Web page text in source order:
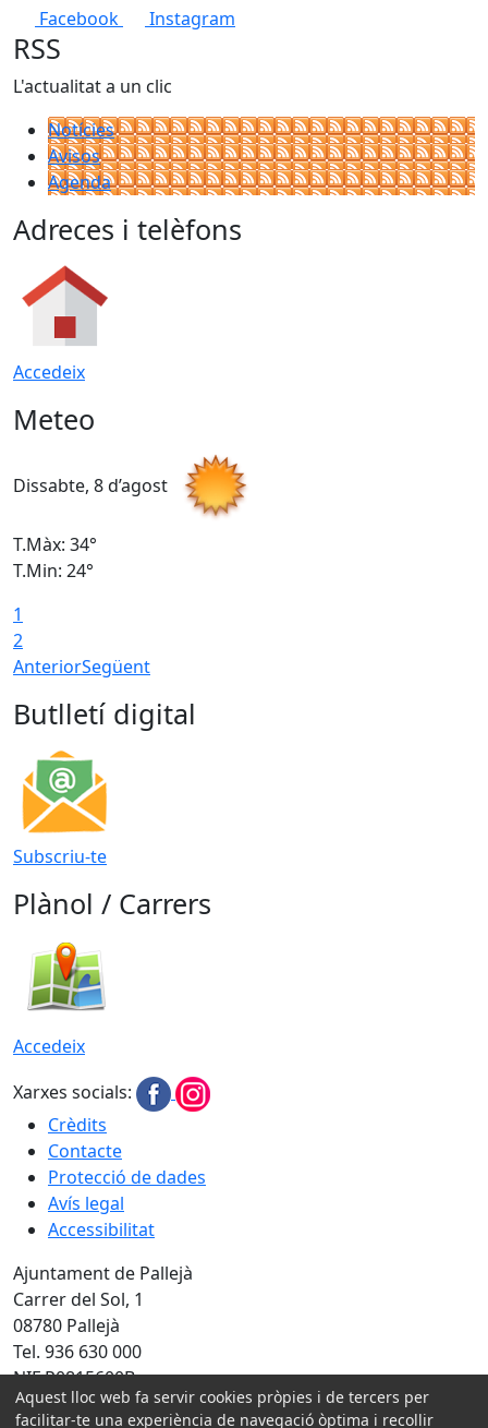
Facebook Instagram
RSS
L'actualitat a un clic
Notícies
Avisos
Agenda
Adreces i telèfons
Accedeix
Meteo
Dissabte, 8 d’agost
T.Màx: 34°
T.Min: 24°
1
2
AnteriorSegüent
Butlletí digital
Subscriu-te
Plànol / Carrers
Accedeix
Xarxes socials:
Crèdits
Contacte
Protecció de dades
Avís legal
Accessibilitat
Ajuntament de Pallejà
Carrer del Sol, 1
08780 Pallejà
Tel. 936 630 000
NIF P0815600B
Amb la col·laboració de:
Aquest lloc web fa servir cookies pròpies i de tercers per
facilitar-te una experiència de navegació òptima i recollir